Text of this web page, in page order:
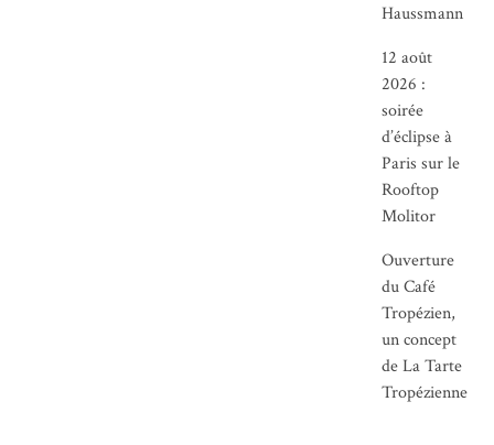
Haussmann
12 août
2026 :
soirée
d’éclipse à
Paris sur le
Rooftop
Molitor
Ouverture
du Café
Tropézien,
un concept
de La Tarte
Tropézienne